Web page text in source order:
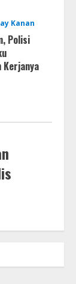
+
FileCR
Kanan
Polisi
Kerjanya